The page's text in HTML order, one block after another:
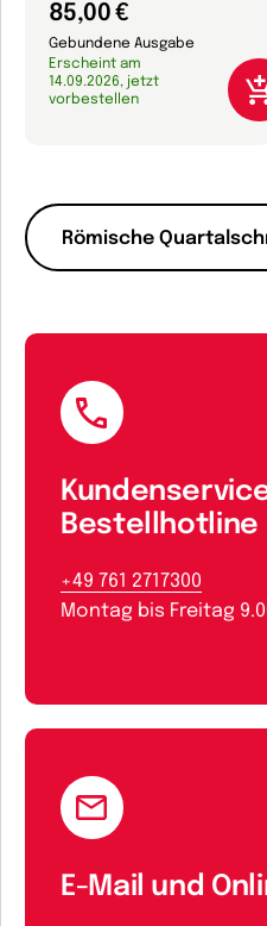
Römische
85,00 €
Gebundene Ausgabe
Erscheint am
14.09.2026, jetzt
vorbestellen
Bestellhotline
+49 761 2717300
Montag bis Freitag
E-Mail und